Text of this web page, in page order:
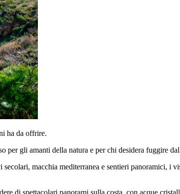
ha da offrire.
gli amanti della natura e per chi desidera fuggire
macchia mediterranea e sentieri panoramici, i
di spettacolari panorami sulla costa, con acque